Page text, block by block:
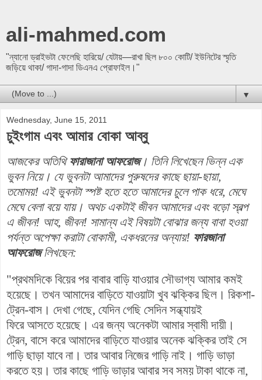
ali-mahmed.com
"ন্যানো ড্রাইভটা ফেলেছি হারিয়ে/ যেটায়—রাখা ছিল ৮০০ কোটি/ ইউনিটের স্মৃতি
জড়িয়ে থাকা/ গাদা-গাদা ডিএনএ প্রোফাইল।"
▼
Wednesday, June 15, 2011
চুইংগাম এবং আমার বোকা আব্বু
আজকের অতিথিফারাজানা আফরোজ। তিনি লিখেছেন ভিন্ন এক
ভুবন নিয়ে। যে ভুবনটা আমাদের পুরুষদের কাছে ছায়া-ছায়া,
তমোময়! এই ভুবনটা স্পষ্ট হতে হতে আমাদের চুলে পাক ধরে, মেঘে
মেঘে বেলা বয়ে যায়। অথচ একটাই জীবন আমাদের এবং বড়ো স্বল্প
এ জীবন! আহ, জীবন! সামান্য এই বিষয়টা বোঝার জন্য বাবা হওয়া
পর্যন্ত অপেক্ষা করাটা বোকামী, একধরনের অন্যায়! ফারজানা
আফরোজলিখছেন:
"প্রথমদিকে বিয়ের পর বাবার বাড়ি যাওয়ার সৌভাগ্য আমার কমই
হয়েছে। তখন আমাদের বাড়িতে যাওয়াটা খুব ঝক্কির ছিল। রিকশা-
ট্রেন-বাস। দেখা গেছে, যেদিন গেছি সেদিন সন্ধ্যায়ই
ফিরে আসতে হয়েছে। এর জন্য অনেকটা আমার স্বামী দায়ী।
ট্রেন, বাসে করে আমাদের বাড়িতে যাওয়ার অনেক ঝক্কির তাই সে
গাড়ি ছাড়া যাবে না। তার আবার নিজের গাড়ি নাই। গাড়ি ভাড়া
করতে হয়। তার কাছে গাড়ি ভাড়ার আবার সব সময় টাকা থাকে না,